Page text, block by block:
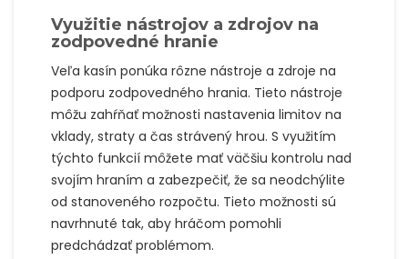
Využitie nástrojov a zdrojov na
zodpovedné hranie
Veľa kasín ponúka rôzne nástroje a zdroje na
podporu zodpovedného hrania. Tieto nástroje
môžu zahŕňať možnosti nastavenia limitov na
vklady, straty a čas strávený hrou. S využitím
týchto funkcií môžete mať väčšiu kontrolu nad
svojím hraním a zabezpečiť, že sa neodchýlite
od stanoveného rozpočtu. Tieto možnosti sú
navrhnuté tak, aby hráčom pomohli
predchádzať problémom.